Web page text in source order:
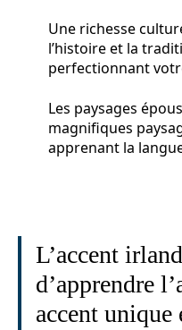
Une richesse
l’histoire et la
perfectionnant
Les paysages
magnifiques
apprenant la
L’accent
d’apprendre
accent unique